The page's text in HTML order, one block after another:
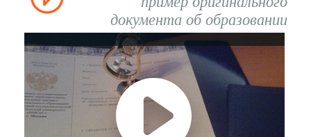
документа об образовании